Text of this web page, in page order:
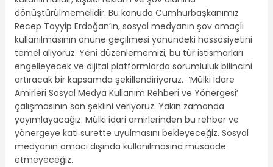
dönüştürülmemelidir. Bu konuda Cumhurbaşkanımız
Recep Tayyip Erdoğan’ın, sosyal medyanın şov amaçlı
kullanılmasının önüne geçilmesi yönündeki hassasiyetini
temel alıyoruz. Yeni düzenlememizi, bu tür istismarları
engelleyecek ve dijital platformlarda sorumluluk bilincini
artıracak bir kapsamda şekillendiriyoruz. ‘Mülki İdare
Amirleri Sosyal Medya Kullanım Rehberi ve Yönergesi’
çalışmasının son şeklini veriyoruz. Yakın zamanda
yayımlayacağız. Mülki idari amirlerinden bu rehber ve
yönergeye kati surette uyulmasını bekleyeceğiz. Sosyal
medyanın amacı dışında kullanılmasına müsaade
etmeyeceğiz.